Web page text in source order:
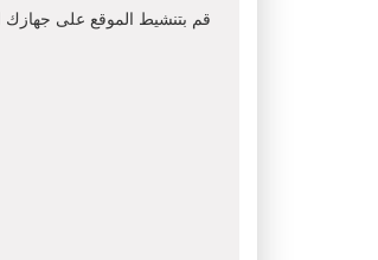
قم بتنشيط الموقع على جهازك